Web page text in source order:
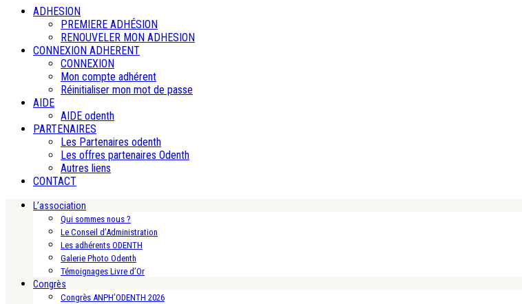
ADHESION
PREMIERE ADHÉSION
RENOUVELER MON ADHESION
CONNEXION ADHERENT
CONNEXION
Mon compte adhérent
Réinitialiser mon mot de passe
AIDE
AIDE odenth
PARTENAIRES
Les Partenaires odenth
Les offres partenaires Odenth
Autres liens
CONTACT
L’association
Qui sommes nous ?
Le Conseil d’Administration
Les adhérents ODENTH
Galerie Photo Odenth
Témoignages Livre d’Or
Congrès
Congrès ANPH’ODENTH 2026